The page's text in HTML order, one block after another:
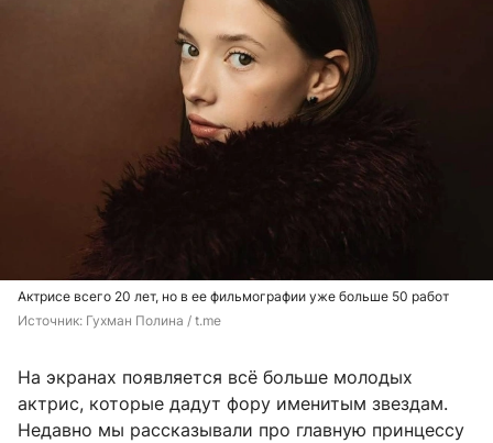
Актрисе всего 20 лет, но в ее фильмографии уже больше 50 работ
Источник: Гухман Полина / t.me
На экранах появляется всё больше молодых
актрис, которые дадут фору именитым звездам.
Недавно мы рассказывали про главную принцессу